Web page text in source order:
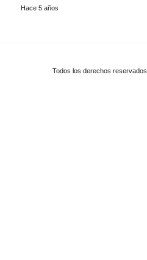
Hace 5 años
Todos los derechos reservados